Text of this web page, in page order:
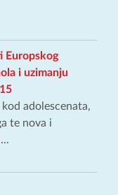
Europskog
i uzimanju
adolescenata,
te nova i